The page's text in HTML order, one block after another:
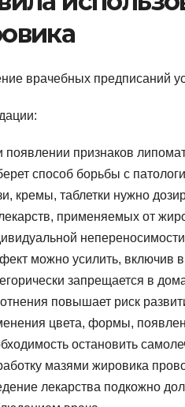
врачебных предписаний
появлении признаков
способ борьбы с
кремы, таблетки нужно
применяемых от
можно усилить, включив
запрещается в
повышает риск
цвета, формы,
остановить
мазями жировика
лекарства подкожно